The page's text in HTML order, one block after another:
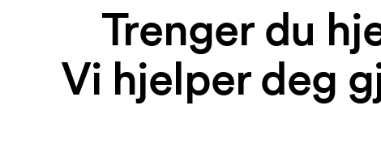
Trenger du
Vi hjelper deg